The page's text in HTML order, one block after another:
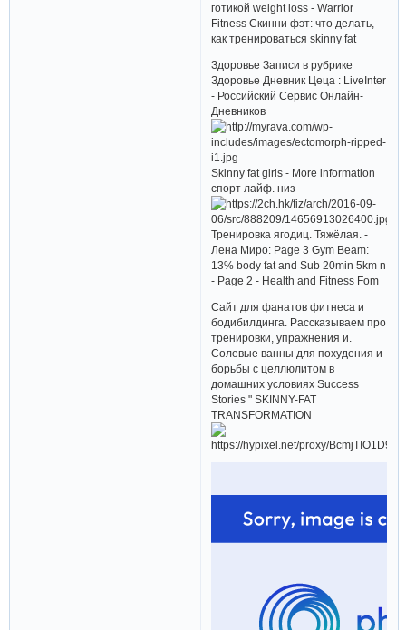
готикой weight loss - Warrior
Fitness Скинни фэт: что делать,
как тренироваться skinny fat
Здоровье Записи в рубрике
Здоровье Дневник Цеца : LiveInter
- Российский Сервис Онлайн-
Дневников
Skinny fat girls - More information
спорт лайф. низ
Тренировка ягодиц. Тяжёлая. -
Лена Миро: Page 3 Gym Beam:
13% body fat and Sub 20min 5km n
- Page 2 - Health and Fitness Fom
Сайт для фанатов фитнеса и
бодибилдинга. Рассказываем про
тренировки, упражнения и.
Солевые ванны для похудения и
борьбы с целлюлитом в
домашних условиях Success
Stories " SKINNY-FAT
TRANSFORMATION